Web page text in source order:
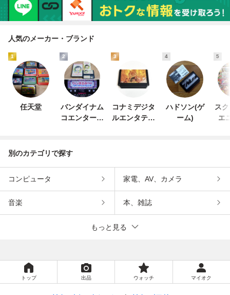
人気のメーカー・ブランド
1
任天堂
2
バンダイナム
コエンターテ
3
コナミデジタ
ルエンタテイ
4
ハドソン(ゲ
ーム)
5
ス
エ
別のカテゴリで探す
コンピュータ 家電、AV、カメラ
音楽 本、雑誌
もっと見る
トップ 出品 ウォッチ マイオク